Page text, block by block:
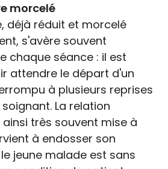
morcelé
déjà réduit et morcelé
s'avère souvent
chaque séance : il est
attendre le départ d'un
à plusieurs reprises
La relation
très souvent mise à
à endosser son
jeune malade est sans